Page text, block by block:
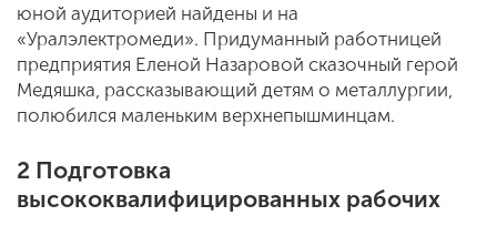
юной аудиторией найдены и на
«Уралэлектромеди». Придуманный работницей
предприятия Еленой Назаровой сказочный герой
Медяшка, рассказывающий детям о металлургии,
полюбился маленьким верхнепышминцам.
2 Подготовка
высококвалифицированных рабочих